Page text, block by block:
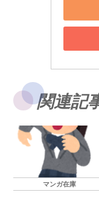
関連記
マンガ在庫